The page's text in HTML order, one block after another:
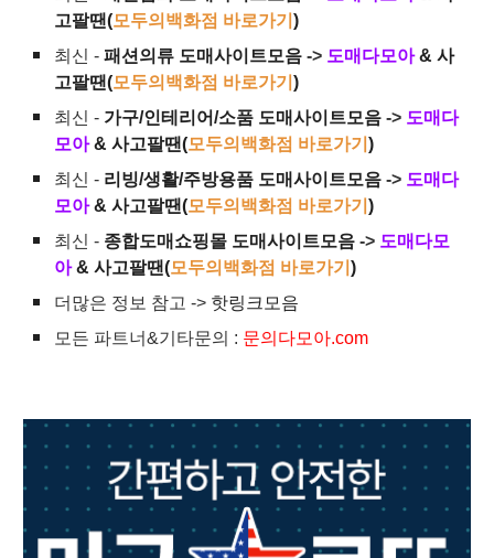
고팔땐(모두의백화점 바로가기)
최신 -패션의류 도매사이트모음 -> 도매다모아 & 사
고팔땐(모두의백화점 바로가기)
최신 - 가구/인테리어/소품 도매사이트모음 -> 도매다
모아 & 사고팔땐(모두의백화점 바로가기)
최신 - 리빙/생활/주방용품 도매사이트모음 -> 도매다
모아 & 사고팔땐(모두의백화점 바로가기)
최신 - 종합도매쇼핑몰 도매사이트모음 -> 도매다모
아 & 사고팔땐(모두의백화점 바로가기)
더많은 정보 참고 -> 핫링크모음
모든 파트너&기타문의 : 문의다모아.com